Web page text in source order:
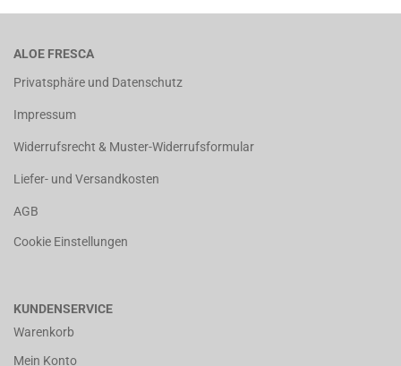
ALOE FRESCA
Privatsphäre und Datenschutz
Impressum
Widerrufsrecht & Muster-Widerrufsformular
Liefer- und Versandkosten
AGB
Cookie Einstellungen
KUNDENSERVICE
Warenkorb
Mein Konto